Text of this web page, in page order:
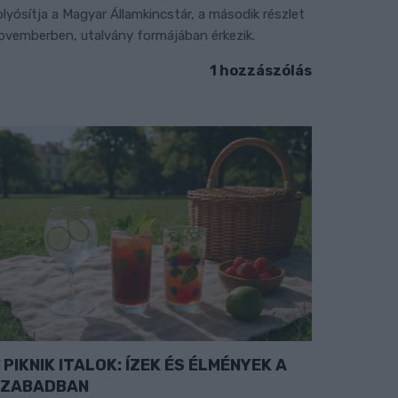
a Magyar Államkincstár, a második részlet
utalvány formájában érkezik.
1 hozzászólás
PIKNIK ITALOK: ÍZEK ÉS ÉLMÉNYEK A